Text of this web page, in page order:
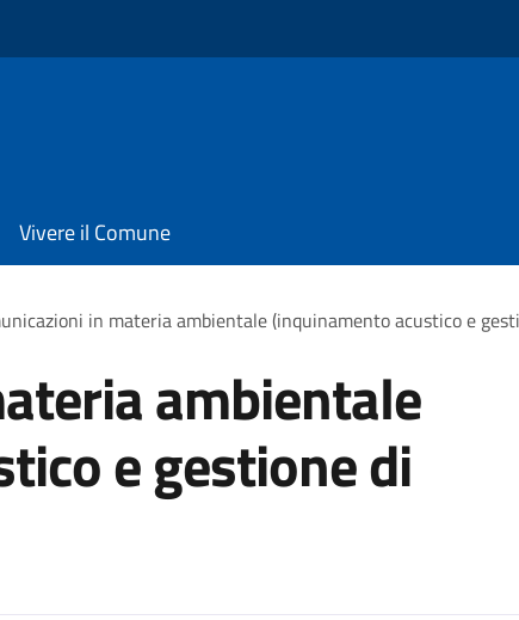
Vivere il Comune
in materia ambientale (inquinamento acustico e
ambientale
e gestione di